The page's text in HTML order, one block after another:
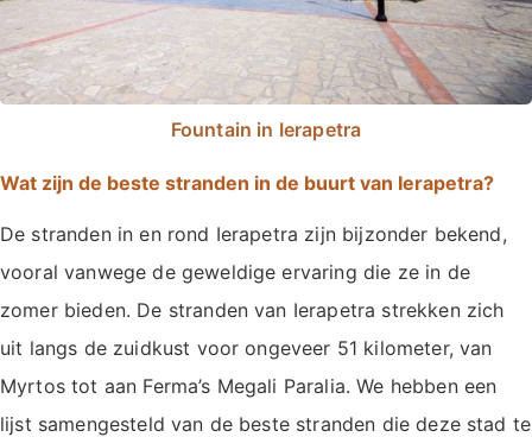
Fountain in Ierapetra
Wat zijn de beste stranden in de buurt van Ierapetra?
De stranden in en rond Ierapetra zijn bijzonder bekend,
vooral vanwege de geweldige ervaring die ze in de
zomer bieden. De stranden van Ierapetra strekken zich
uit langs de zuidkust voor ongeveer 51 kilometer, van
Myrtos tot aan Ferma’s Megali Paralia. We hebben een
lijst samengesteld van de beste stranden die deze stad te